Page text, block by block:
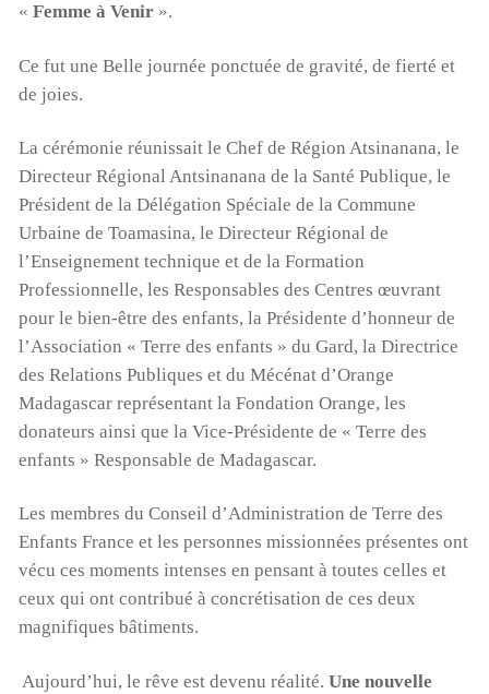
« Femme à Venir».
Ce fut une Belle journée ponctuée de gravité, de fierté et
de joies.
La cérémonie réunissait le Chef de Région Atsinanana, le
Directeur Régional Antsinanana de la Santé Publique, le
Président de la Délégation Spéciale de la Commune
Urbaine de Toamasina, le Directeur Régional de
l’Enseignement technique et de la Formation
Professionnelle, les Responsables des Centres œuvrant
pour le bien-être des enfants, la Présidente d’honneur de
l’Association « Terre des enfants » du Gard, la Directrice
des Relations Publiques et du Mécénat d’Orange
Madagascar représentant la Fondation Orange, les
donateurs ainsi que la Vice-Présidente de « Terre des
enfants » Responsable de Madagascar.
Les membres du Conseil d’Administration de Terre des
Enfants France et les personnes missionnées présentes ont
vécu ces moments intenses en pensant à toutes celles et
ceux qui ont contribué à concrétisation de ces deux
magnifiques bâtiments.
Aujourd’hui, le rêve est devenu réalité. Une nouvelle